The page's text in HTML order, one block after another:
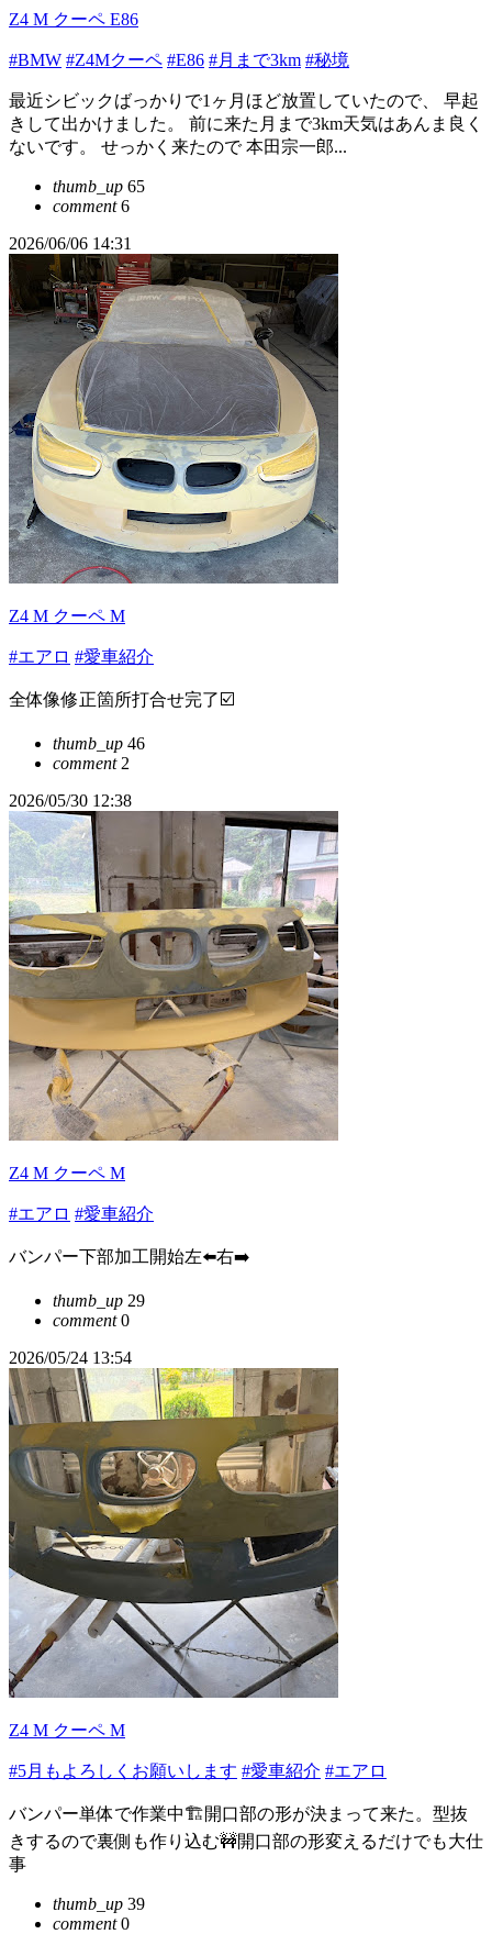
Z4 M クーペ E86
#BMW #Z4Mクーペ #E86 #月まで3km #秘境
最近シビックばっかりで1ヶ月ほど放置していたので、 早起
きして出かけました。 前に来た月まで3km天気はあんま良く
ないです。 せっかく来たので 本田宗一郎...
thumb_up 65
comment6
2026/06/06 14:31
Z4 M クーペ M
#エアロ #愛車紹介
全体像修正箇所打合せ完了☑️
thumb_up 46
comment2
2026/05/30 12:38
Z4 M クーペ M
#エアロ #愛車紹介
バンパー下部加工開始左⬅️右➡️
thumb_up 29
comment0
2026/05/24 13:54
Z4 M クーペ M
#5月もよろしくお願いします #愛車紹介 #エアロ
バンパー単体で作業中🏗️開口部の形が決まって来た。型抜
きするので裏側も作り込む🚧開口部の形変えるだけでも大仕
事
thumb_up 39
comment0